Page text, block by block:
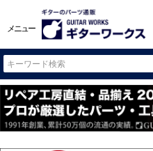
メニュー